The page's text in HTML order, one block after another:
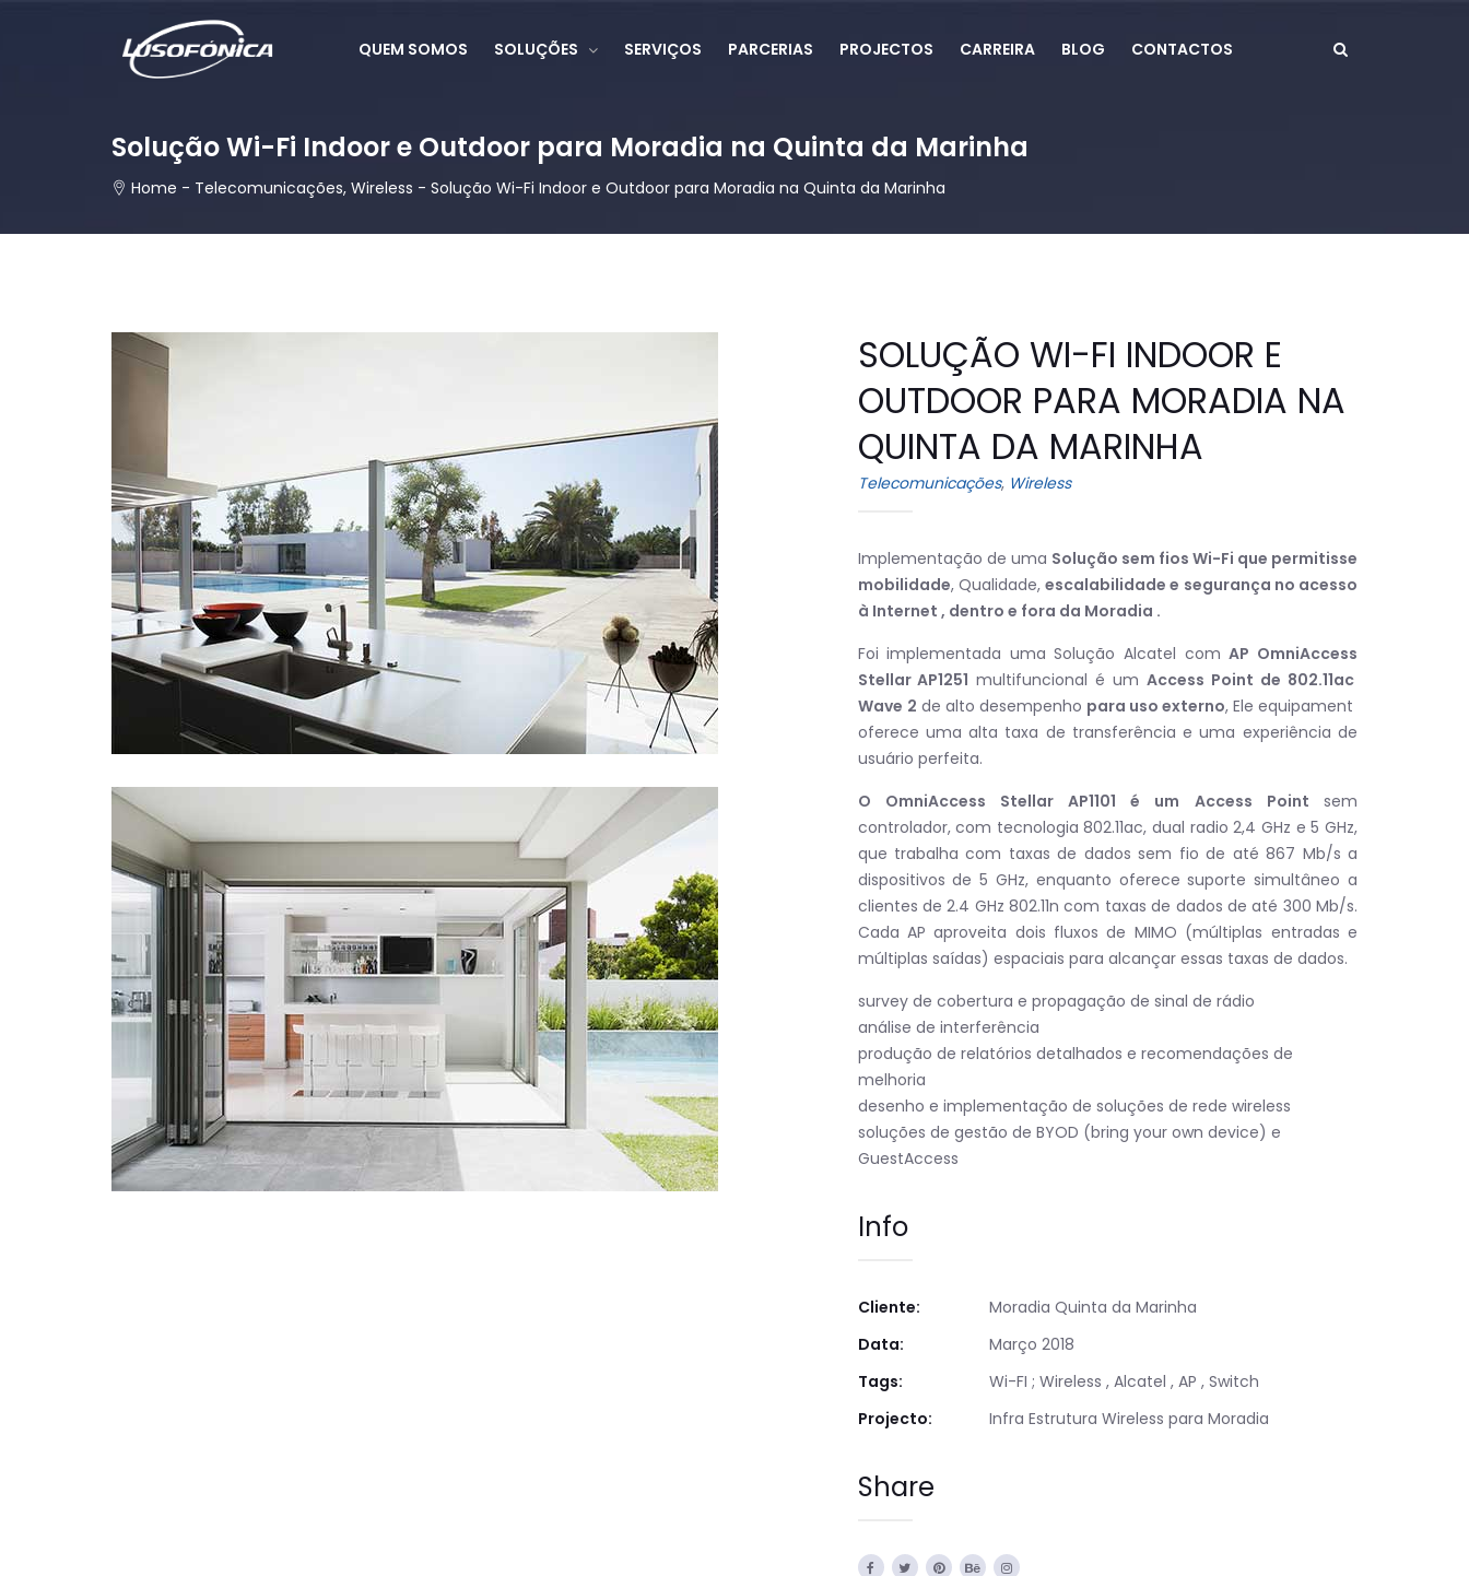
QUEM SOMOS SOLUÇÕES SERVIÇOS PARCERIAS PROJECTOS CARREIRA BLOG CONTACTOS
Solução Wi-Fi Indoor e Outdoor para Moradia na Quinta da Marinha
Home - Telecomunicações, Wireless - Solução Wi-Fi Indoor e Outdoor para Moradia na Quinta da Marinha
SOLUÇÃO WI-FI INDOOR E
OUTDOOR PARA MORADIA NA
QUINTA DA MARINHA
Telecomunicações, Wireless
Implementação de uma Solução sem fios Wi-Fi que permitisse
mobilidade, Qualidade, escalabilidade e segurança no acesso
à Internet , dentro e fora da Moradia .
Foi implementada uma Solução Alcatel comAP OmniAccess
Stellar AP1251 multifuncional é umAccess Point de 802.11ac
Wave 2 de alto desempenho para uso externo, Ele equipament
oferece uma alta taxa de transferência e uma experiência de
usuário perfeita.
O OmniAccess Stellar AP1101 é um Access Point sem
controlador, com tecnologia 802.11ac, dual radio 2,4 GHz e 5 GHz,
que trabalha com taxas de dados sem fio de até 867 Mb/s a
dispositivos de 5 GHz, enquanto oferece suporte simultâneo a
clientes de 2.4 GHz 802.11n com taxas de dados de até 300 Mb/s.
Cada AP aproveita dois fluxos de MIMO (múltiplas entradas e
múltiplas saídas) espaciais para alcançar essas taxas de dados.
survey de cobertura e propagação de sinal de rádio
análise de interferência
produção de relatórios detalhados e recomendações de
melhoria
desenho e implementação de soluções de rede wireless
soluções de gestão de BYOD (bring your own device) e
GuestAccess
Info
Cliente:
Moradia Quinta da Marinha
Data:
Março 2018
Tags:
Wi-FI ; Wireless , Alcatel , AP , Switch
Projecto:
Infra Estrutura Wireless para Moradia
Share